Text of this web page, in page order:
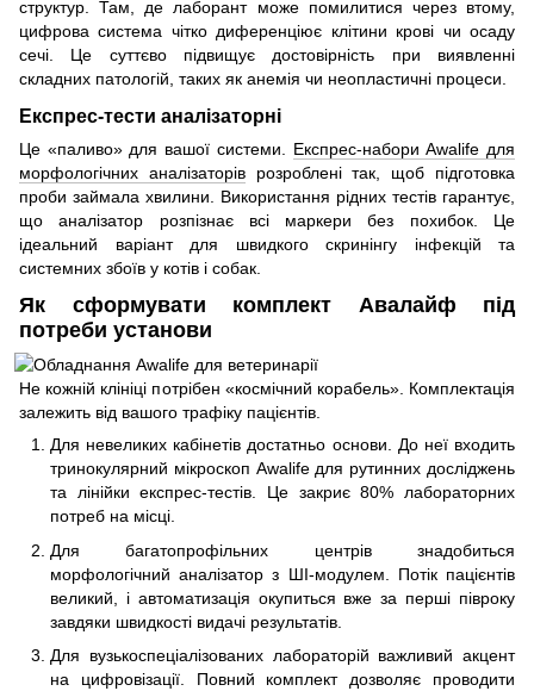
структур. Там, де лаборант може помилитися через втому,
цифрова система чітко диференціює клітини крові чи осаду
сечі. Це суттєво підвищує достовірність при виявленні
складних патологій, таких як анемія чи неопластичні процеси.
Експрес-тести аналізаторні
Це «паливо» для вашої системи. Експрес-набори Awalife для
морфологічних аналізаторіврозроблені так, щоб підготовка
проби займала хвилини. Використання рідних тестів гарантує,
що аналізатор розпізнає всі маркери без похибок. Це
ідеальний варіант для швидкого скринінгу інфекцій та
системних збоїв у котів і собак.
Як сформувати комплект Авалайф під
потреби установи
Не кожній клініці потрібен «космічний корабель». Комплектація
залежить від вашого трафіку пацієнтів.
Для невеликих кабінетів достатньо основи. До неї входить
тринокулярний мікроскоп Awalife для рутинних досліджень
та лінійки експрес-тестів. Це закриє 80% лабораторних
потреб на місці.
Для багатопрофільних центрів знадобиться
морфологічний аналізатор з ШІ-модулем. Потік пацієнтів
великий, і автоматизація окупиться вже за перші півроку
завдяки швидкості видачі результатів.
Для вузькоспеціалізованих лабораторій важливий акцент
на цифровізації. Повний комплект дозволяє проводити